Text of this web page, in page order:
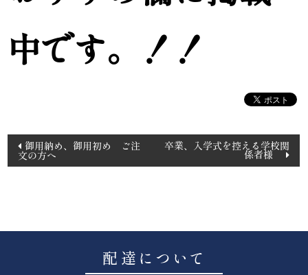
中です。！！
投
稿
ー
御用納め、御用初め ご注
文の方へ
卒業、入学式を控える学校関
係者様
配達について